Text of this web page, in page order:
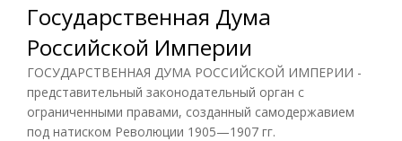
Государственная Дума
Российской Империи
ГОСУДАРСТВЕННАЯ ДУМА РОССИЙСКОЙ ИМПЕРИИ -
представительный законодательный орган с
ограниченными правами, созданный самодержавием
под натиском Революции 1905—1907 гг.